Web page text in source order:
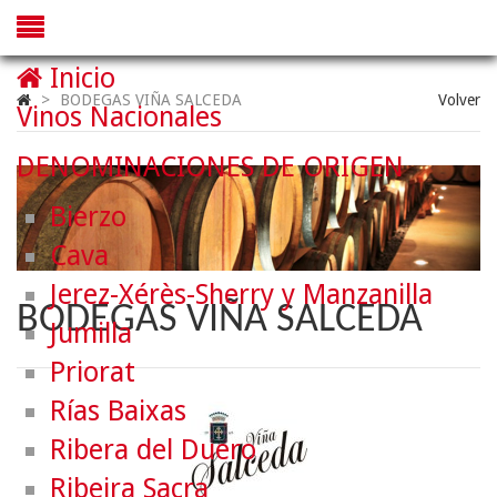
> BODEGAS VIÑA SALCEDA Volver
BODEGAS VIÑA SALCEDA
Inicio
Vinos Nacionales
DENOMINACIONES DE ORIGEN
Bierzo
Cava
Jerez-Xérès-Sherry y Manzanilla
Jumilla
Priorat
Rías Baixas
Ribera del Duero
Ribeira Sacra